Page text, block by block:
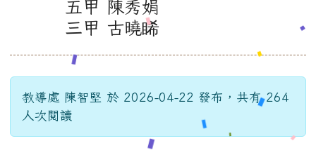
五甲 陳秀娟
三甲 古曉睎
教導處 陳智堅 於 2026-04-22 發布，共有 264
人次閱讀